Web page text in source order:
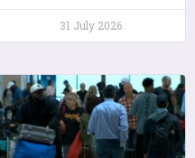
31 July 2026